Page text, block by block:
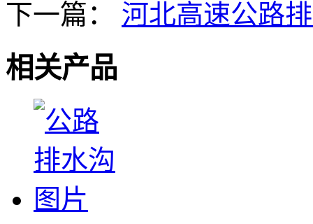
下一篇： 河北高速公路
相关产品